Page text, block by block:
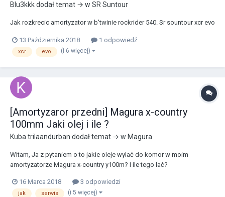
Blu3kkkdodał temat → w SR Suntour
Jak rozkrecic amortyzator w b'twinie rockrider 540. Sr sountour xcr evo
13 Października 2018 1 odpowiedź
xcr evo (i 6 więcej)
[Amortyzaror przedni] Magura x-country
100mm Jaki olej i ile ?
Kuba.trilaandurban dodał temat → w Magura
Witam, Ja z pytaniem o to jakie oleje wylać do komor w moim
amortyzatorze Magura x-country y100m? I ile tego lać?
16 Marca 2018 3 odpowiedzi
jak serwis (i 5 więcej)